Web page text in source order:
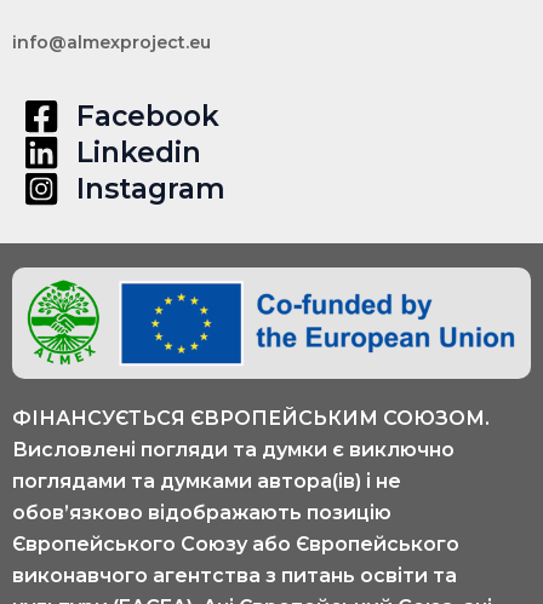
info@almexproject.eu
Facebook
Linkedin
Instagram
ФІНАНСУЄТЬСЯ ЄВРОПЕЙСЬКИМ СОЮЗОМ.
Висловлені погляди та думки є виключно
поглядами та думками автора(ів) і не
обов’язково відображають позицію
Європейського Союзу або Європейського
виконавчого агентства з питань освіти та